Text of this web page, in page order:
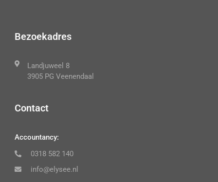
Bezoekadres
Landjuweel 8
3905 PG Veenendaal
Contact
Accountancy:
0318 582 140
info@elysee.nl